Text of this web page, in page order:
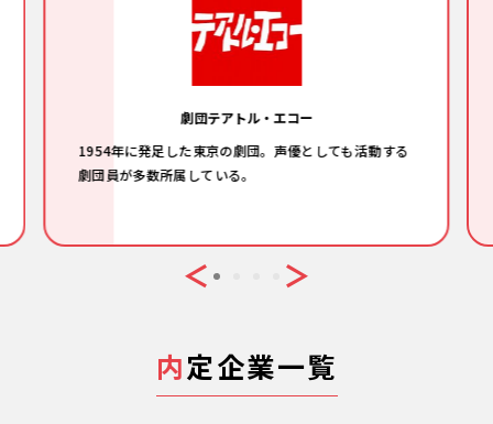
劇団テアトル・エコー
1954年に発足した東京の劇団。声優としても活動する
劇団員が多数所属している。
内定企業一覧